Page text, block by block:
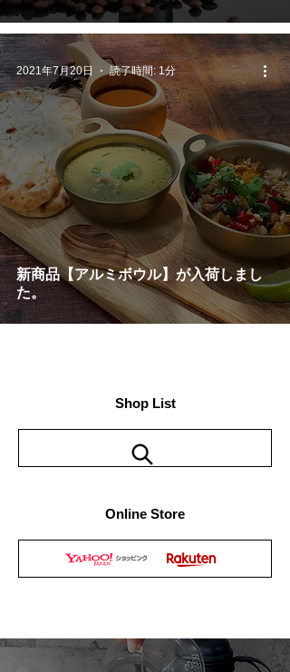
新商品【アルミボウル】が入荷しまし
た。
2021年7月20日 読了時間: 1分
Shop List
Online Store